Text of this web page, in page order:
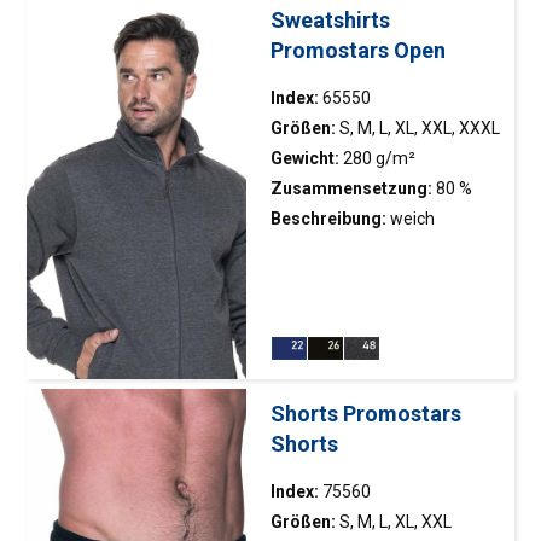
elastische Bündchen
Sweatshirts
Promostars Open
Index: 65550
Größen: S, M, L, XL, XXL, XXXL
Gewicht: 280 g/m²
Zusammensetzung: 80 %
Baumwolle, 20 % Polyester;
Beschreibung: weich
elastischer Bund; Doppelnähte
Shorts Promostars
Shorts
Index: 75560
Größen: S, M, L, XL, XXL